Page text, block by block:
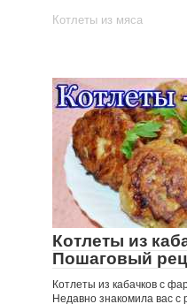
Котлеты из мяса
Котлеты из
Пошаговый
Котлеты из кабачков с
Недавно знакомила вас с